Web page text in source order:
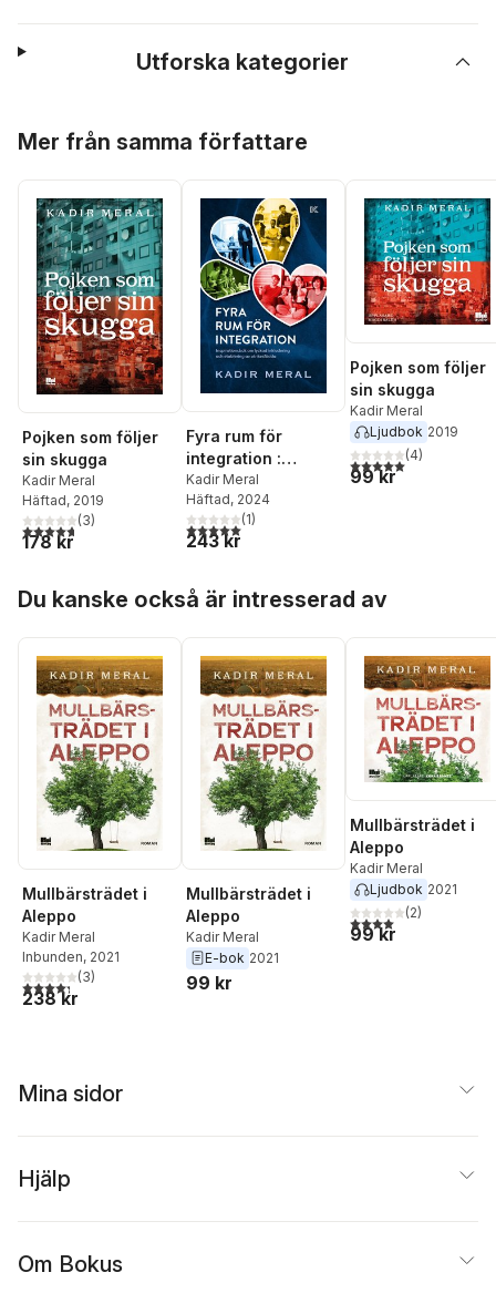
Utforska kategorier
Mer från samma författare
Pojken som följer
sin skugga
Kadir Meral
Häftad, 2019
4,7utav 5 stjärnor. Totalt antal röster:
(3)
178 kr
Fyra rum för
integration :
inspirationsbok om
lyckad inkludering
och etablering av
utrikesfödda
Kadir Meral
Häftad, 2024
5,0utav 5 stjärnor. Totalt antal röster:
(1)
243 kr
Pojken som följer
sin skugga
Kadir Meral
Ljudbok 2019
5,0utav 5 stjärnor.
(4)
99 kr
Du kanske också är intresserad av
Mullbärsträdet i
Aleppo
Kadir Meral
Inbunden, 2021
4,3utav 5 stjärnor. Totalt antal röster:
(3)
238 kr
Mullbärsträdet i
Aleppo
Kadir Meral
E-bok 2021
99 kr
Mullbärsträdet i
Aleppo
Kadir Meral
Ljudbok 2021
4,0utav 5 stjärnor.
(2)
99 kr
Mina sidor
Hjälp
Om Bokus